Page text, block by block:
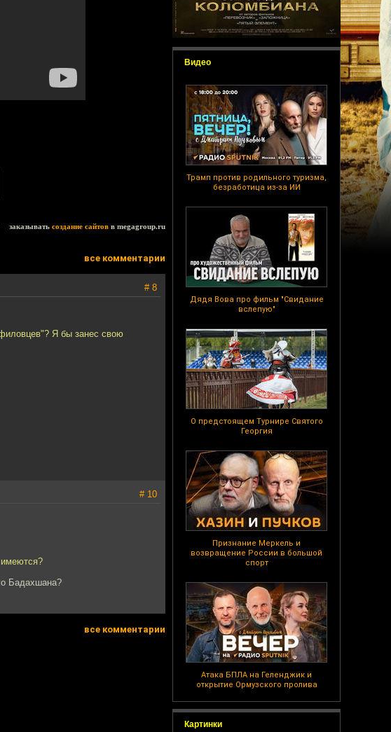
Видео
Трамп против родильного туризма,
безработица из-за ИИ
Дядя Вова про фильм "Свидание
вслепую"
О предстоящем Турнире Святого
Георгия
Признание Меркель и
возвращение России в большой
спорт
Атака БПЛА на Геленджик и
открытие Ормузского пролива
Картинки
заказывать создание сайтов в megagroup.ru
все комментарии
# 8
Я бы занес свою
# 10
имеются?
Бадахшана?
все комментарии